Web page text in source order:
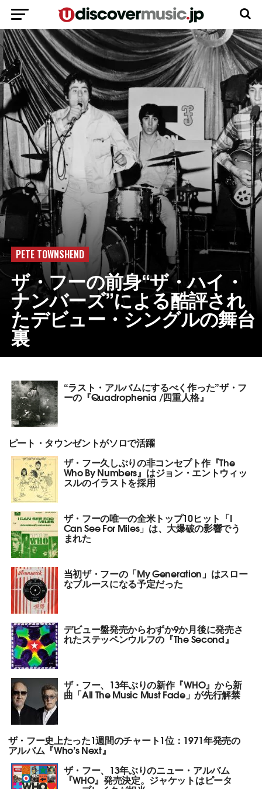
PETE TOWNSHEND
ザ・フーの前身“ザ・ハイ・
ナンバーズ”による酷評され
たデビュー・シングルの舞台
裏
“ラスト・アルバムにするべく作った”ザ・フ
ーの『Quadrophenia /四重人格』
ピート・タウンゼントがソロで活躍
ザ・フー久しぶりの非コンセプト作『The
Who By Numbers』はジョン・エントウィッ
スルのイラストを採用
ザ・フーの唯一の全米トップ10ヒット「I
Can See For Miles」は、大爆破の影響でう
まれた
当初ザ・フーの「My Generation」はスロー
なブルースになる予定だった
デビュー盤発売からわずか9か月後に発売さ
れたステッペンウルフの『The Second』
ザ・フー、13年ぶりの新作『WHO』から新
曲「All The Music Must Fade」が先行解禁
ザ・フー史上たった1週間のチャート1位：1971年発売の
アルバム『Who’s Next』
ザ・フー、13年ぶりのニュー・アルバム
『WHO』発売決定。ジャケットはピータ